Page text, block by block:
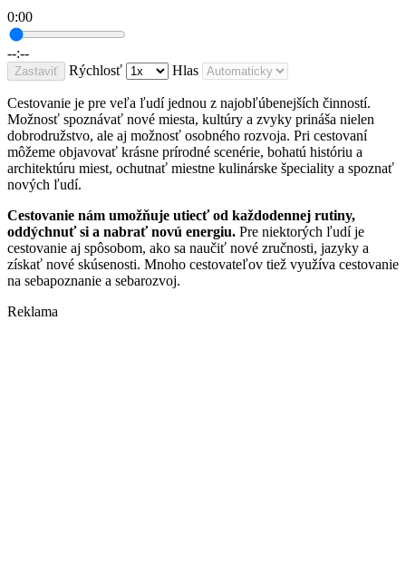
0:00
--:--
Zastaviť Rýchlosť Hlas
Cestovanie je pre veľa ľudí jednou z najobľúbenejších činností.
Možnosť spoznávať nové miesta, kultúry a zvyky prináša nielen
dobrodružstvo, ale aj možnosť osobného rozvoja. Pri cestovaní
môžeme objavovať krásne prírodné scenérie, bohatú históriu a
architektúru miest, ochutnať miestne kulinárske špeciality a spoznať
nových ľudí.
Cestovanie nám umožňuje utiecť od každodennej rutiny,
oddýchnuť si a nabrať novú energiu. Pre niektorých ľudí je
cestovanie aj spôsobom, ako sa naučiť nové zručnosti, jazyky a
získať nové skúsenosti. Mnoho cestovateľov tiež využíva cestovanie
na sebapoznanie a sebarozvoj.
Reklama